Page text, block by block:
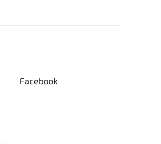
Facebook